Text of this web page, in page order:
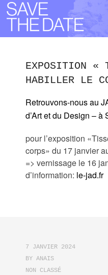
EXPOSITION «
HABILLER LE
Retrouvons-nous au
d’Art et du Design – à
pour l’exposition
corps» du 17 janvier
=> vernissage le 16
d’information: le-jad.fr
7 JANVIER 2024
BY ANAIS
NON CLASSÉ